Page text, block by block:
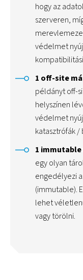
hogy az
szerveren,
védelmet
1 off-site
példányt off-
helyszínen
védelmet
katasztrófák
1
egy olyan
engedélyezi
(immutable).
lehet
vagy törölni.